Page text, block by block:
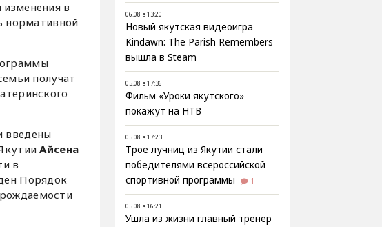
в
нормативной
получат
введены
Айсена
в
Порядок
06.08 в 13:20
Новый якутская видеоигра
Kindawn: The Parish Remembers
вышла в Steam
05.08 в 17:36
Фильм «Уроки якутского»
покажут на НТВ
05.08 в 17:23
Трое лучниц из Якутии стали
победителями всероссийской
спортивной программы
1
05.08 в 16:21
Ушла из жизни главный тренер